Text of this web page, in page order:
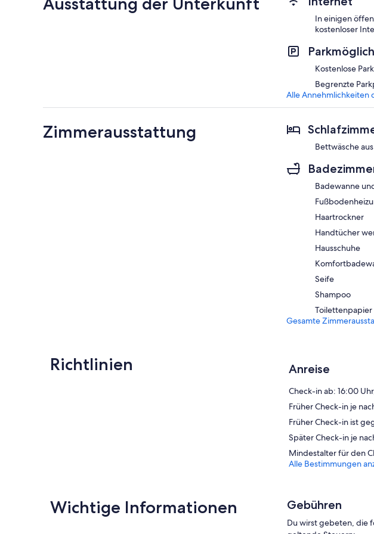
In einigen
kostenloser
Kostenlose
Begrenzte
Alle Annehmlichkeiten
Zimmerausstattung
Bettwäsche
Badewanne
Haartrockner
Handtücher
Hausschuhe
Seife
Shampoo
Toilettenpapier
Gesamte
Richtlinien Anreise
Check-in ab: 16:00
Früher Check-in je
Früher Check-in ist
Später Check-in je
Mindestalter für den
Alle Bestimmungen
Wichtige Informationen Gebühren
Du wirst gebeten, die